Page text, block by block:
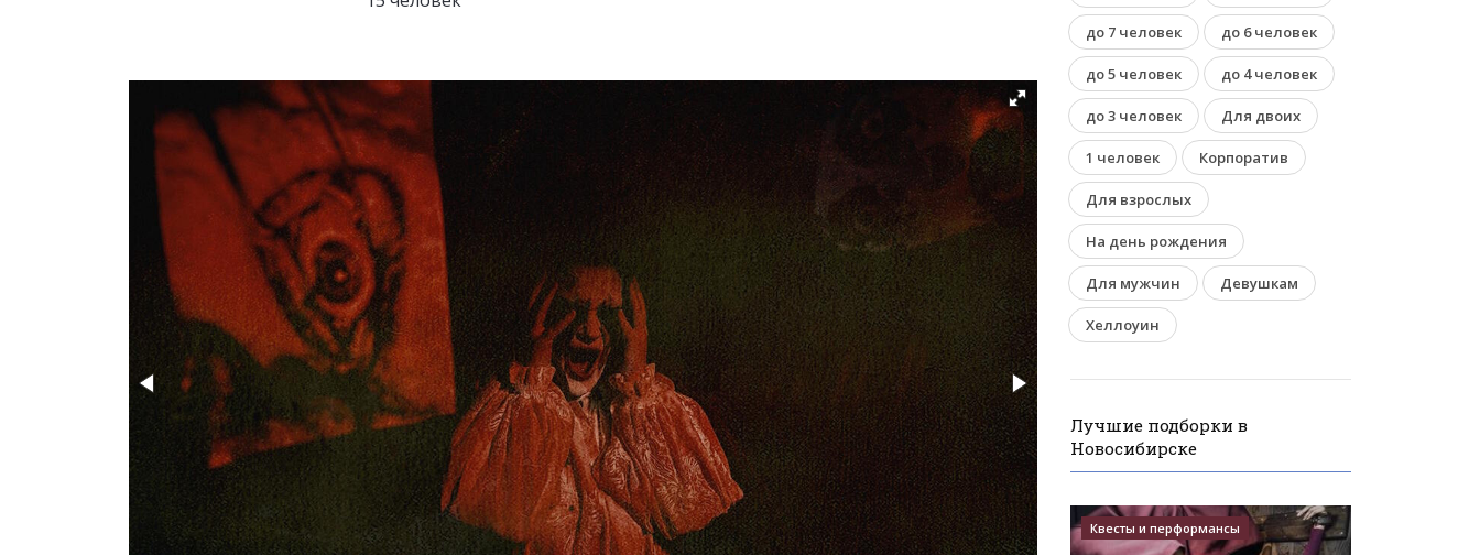
до 7 человек до 6 человек
до 5 человек до 4 человек
до 3 человек Для двоих
1 человек Корпоратив
Для взрослых
На день рождения
Для мужчин Девушкам
Хеллоуин
Лучшие подборки в
Новосибирске
Квесты и перформансы